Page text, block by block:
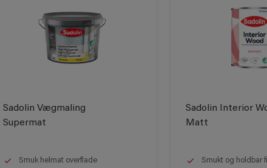
Sadolin Vægmaling
Supermat
Smuk helmat overflade
Sadolin Interior
Matt
Smukt og holdbar